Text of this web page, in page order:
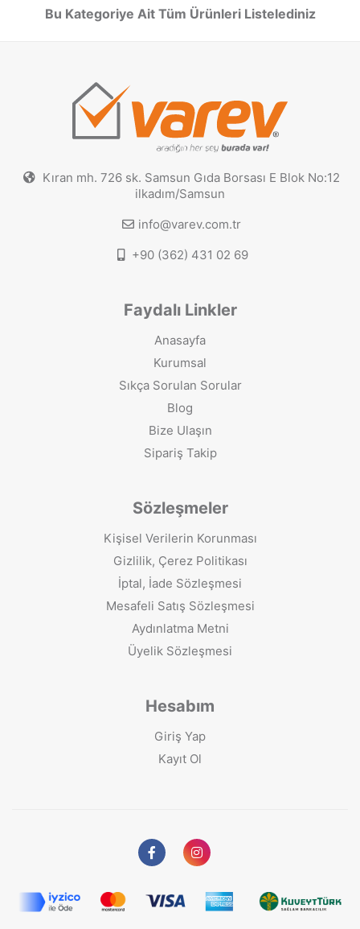
Bu Kategoriye Ait Tüm Ürünleri Listelediniz
Kıran mh. 726 sk. Samsun Gıda Borsası E Blok No:12
ilkadım/Samsun
info@varev.com.tr
+90 (362) 431 02 69
Faydalı Linkler
Anasayfa
Kurumsal
Sıkça Sorulan Sorular
Blog
Bize Ulaşın
Sipariş Takip
Sözleşmeler
Kişisel Verilerin Korunması
Gizlilik, Çerez Politikası
İptal, İade Sözleşmesi
Mesafeli Satış Sözleşmesi
Aydınlatma Metni
Üyelik Sözleşmesi
Hesabım
Giriş Yap
Kayıt Ol